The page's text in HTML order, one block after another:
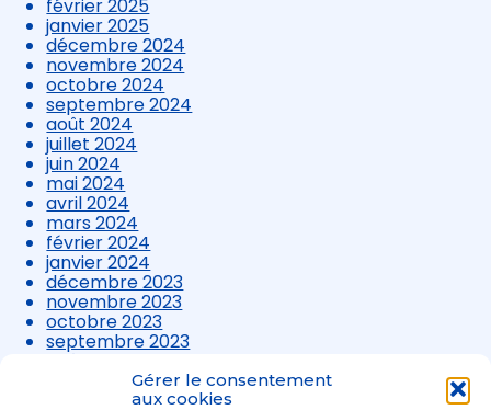
Gérer le consentement
aux cookies
février 2025
janvier 2025
décembre 2024
novembre 2024
octobre 2024
septembre 2024
août 2024
juillet 2024
juin 2024
mai 2024
avril 2024
mars 2024
février 2024
janvier 2024
décembre 2023
novembre 2023
octobre 2023
septembre 2023
août 2023
juillet 2023